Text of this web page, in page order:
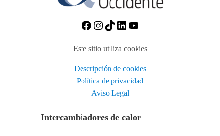
https://www.facebook.com/
Instagram
TikTok
https://
https://
Este sitio utiliza cookies
Descripción de cookies
Política de privacidad
Aviso Legal
Intercambiadores de calor